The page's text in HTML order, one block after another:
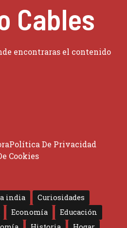
Cables
encontraras el contenido
Política De Privacidad
Cookies
india
Curiosidades
Economía
Educación